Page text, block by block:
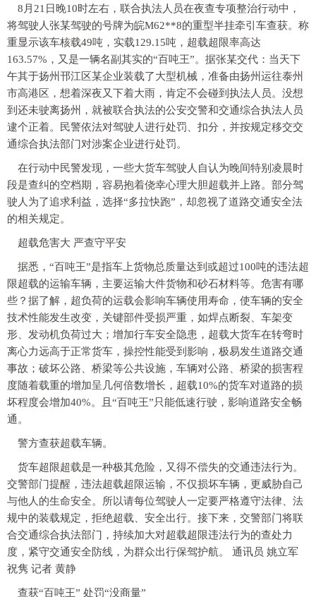
8月21日晚10时左右，联合执法人员在夜查专项整治行动中，
将驾驶人张某驾驶的号牌为皖M62**8的重型半挂牵引车查获。称
重显示该车核载49吨，实载129.15吨，超载超限率高达
163.57%，又是一辆名副其实的“百吨王”。据张某交代：当天下
午其于扬州邗江区某企业装载了大型机械，准备由扬州运往泰州
市高港区，想着深夜又下着大雨，肯定不会碰到执法人员。没想
到还未驶离扬州，就被联合执法的公安交警和交通综合执法人员
逮个正着。民警依法对驾驶人进行处罚、扣分，并按规定移交交
通综合执法部门对涉案企业进行处罚。
在行动中民警发现，一些大货车驾驶人自认为晚间特别凌晨时
段是查纠的空档期，容易抱着侥幸心理大胆超载并上路。部分驾
驶人为了追求利益，选择“多拉快跑”，却忽视了道路交通安全法
的相关规定。
超载危害大 严查守平安
据悉，“百吨王”是指车上货物总质量达到或超过100吨的违法超
限超载的运输车辆，主要运输大件货物和砂石材料等。危害有哪
些？据了解，超负荷的运载会影响车辆使用寿命，使车辆的安全
技术性能发生改变，关键部件受损严重，如焊点断裂、车架变
形、发动机负荷过大；增加行车安全隐患，超载大货车在转弯时
离心力远高于正常货车，操控性能受到影响，极易发生道路交通
事故；破坏公路、桥梁等公共设施，车辆对公路、桥梁的损害程
度随着载重的增加呈几何倍数增长，超载10%的货车对道路的损
坏程度会增加40%。且“百吨王”只能低速行驶，影响道路安全畅
通。
警方查获超载车辆。
货车超限超载是一种极其危险，又得不偿失的交通违法行为。
交警部门提醒，违法超载超限运输，不仅损坏车辆，更威胁自己
与他人的生命安全。所以请每位驾驶人一定要严格遵守法律、法
规中的装载规定，拒绝超载、安全出行。接下来，交警部门将联
合交通综合执法部门，持续加大对超载超限违法行为的查处力
度，紧守交通安全防线，为群众出行保驾护航。 通讯员 姚立军
祝隽 记者 黄静
查获“百吨王” 处罚“没商量”